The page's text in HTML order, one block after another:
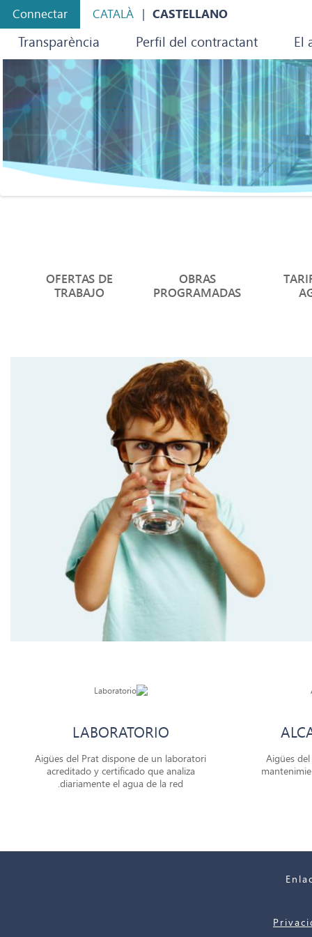
Connectar CASTELLANO
CATALÀ
El
Perfil del contractant
Transparència
OBRAS
PROGRAMADAS
OFERTAS DE
TRABAJO
Aigües
LABORATORIO
Aigües del Prat dispone de un laboratori
acreditado y certificado que analiza
diariamente el agua de la red.